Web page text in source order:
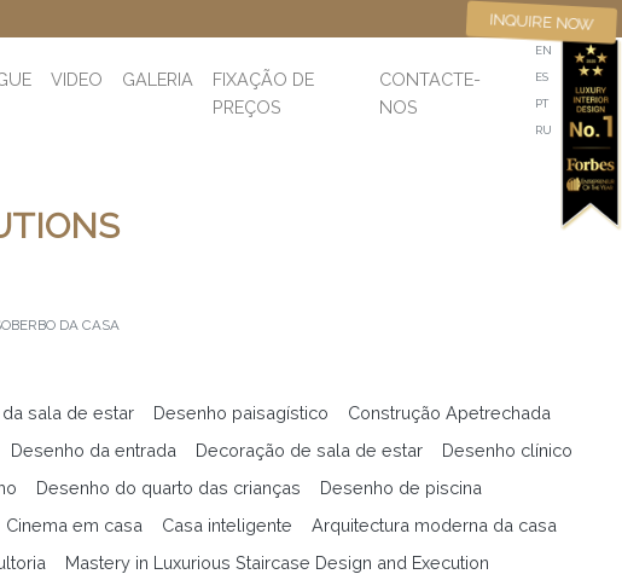
VIDEO GALERIA
FIXAÇÃO DE
PREÇOS
CONTACTE-
NOS
EN
ES
PT
RU
INQUIRE NOW
DA CASA
sala de estar Desenho paisagístico
Construção Apetrechada
Desenho da entrada Decoração de sala de estar
Desenho clínico
Desenho do quarto das crianças
Desenho de piscina
Cinema em casa Casa inteligente
Arquitectura moderna da casa
Mastery in Luxurious Staircase Design and Execution